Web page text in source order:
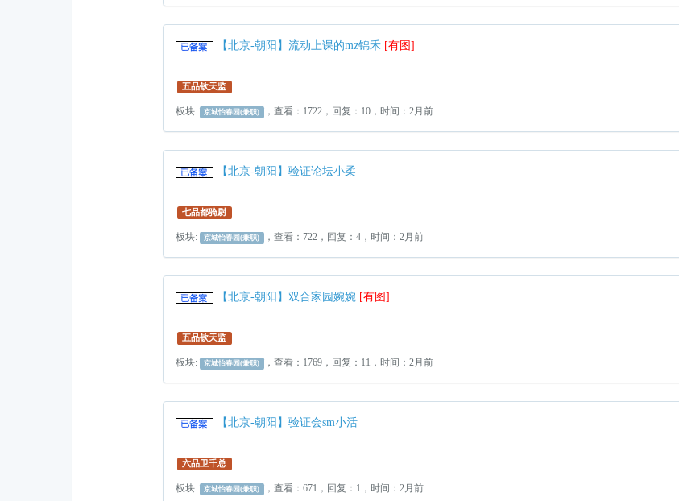
【北京-朝阳】流动上课的mz锦禾 [有图]
五品钦天监
板块: 京城怡春园(兼职) ，查看：1722，回复：10，时间：2月前
【北京-朝阳】验证论坛小柔
七品都骑尉
板块: 京城怡春园(兼职) ，查看：722，回复：4，时间：2月前
【北京-朝阳】双合家园婉婉 [有图]
五品钦天监
板块: 京城怡春园(兼职) ，查看：1769，回复：11，时间：2月前
【北京-朝阳】验证会sm小活
六品卫千总
板块: 京城怡春园(兼职) ，查看：671，回复：1，时间：2月前